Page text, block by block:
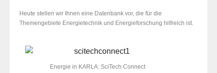
Heute stellen wir Ihnen eine Datenbank vor, die für die
Themengebiete Energietechnik und Energieforschung hilfreich ist.
Energie in KARLA: SciTech Connect